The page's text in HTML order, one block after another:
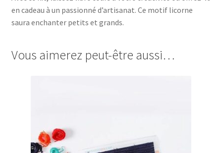
en cadeau à un passionné d’artisanat. Ce motif licorne
saura enchanter petits et grands.
Vous aimerez peut-être aussi…